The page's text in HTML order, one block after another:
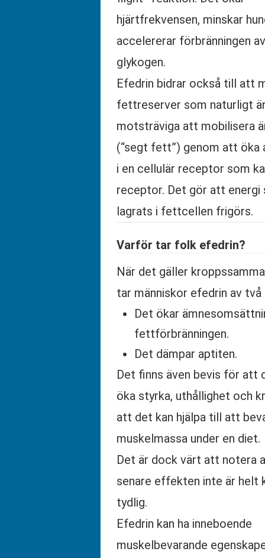
hjärtfrekvensen, minskar
accelererar förbränningen
glykogen.
Efedrin bidrar också till att
fettreserver som naturligt
motsträviga att mobilisera
(“segt fett”) genom att öka
i en cellulär receptor som
receptor. Det gör att energi
lagrats i fettcellen frigörs.
Varför tar folk efedrin?
När det gäller
tar människor efedrin av två
Det ökar
fettförbränningen.
Det dämpar aptiten.
Det finns även bevis för att
öka styrka, uthållighet och
att det kan hjälpa till att
muskelmassa under en diet.
Det är dock värt att notera
senare effekten inte är helt
tydlig.
Efedrin kan ha inneboende
muskelbevarande